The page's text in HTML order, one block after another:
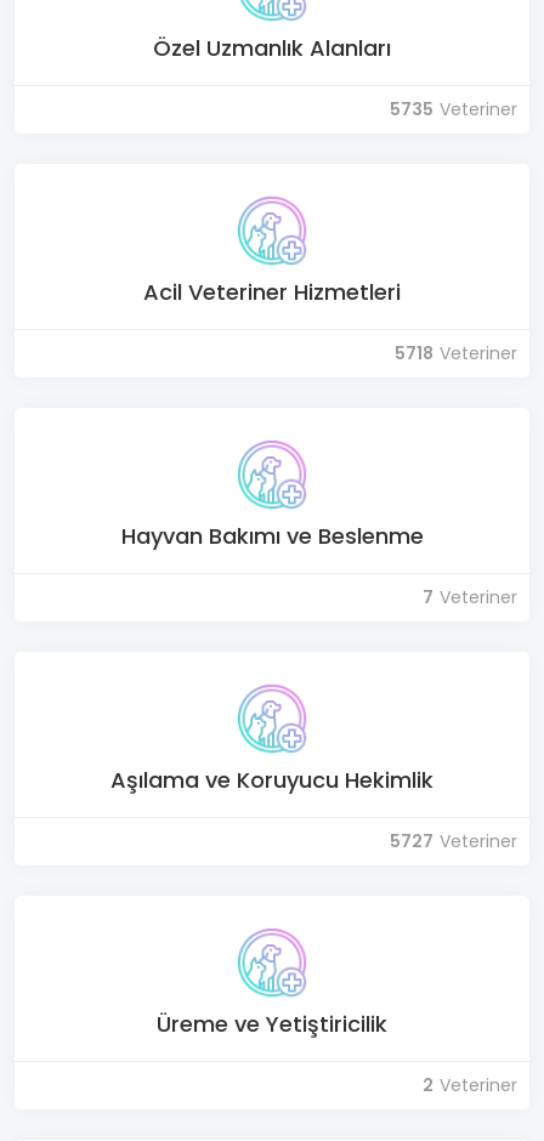
Özel Uzmanlık Alanları
5735 Veteriner
Acil Veteriner Hizmetleri
5718 Veteriner
Hayvan Bakımı ve Beslenme
7 Veteriner
Aşılama ve Koruyucu Hekimlik
5727 Veteriner
Üreme ve Yetiştiricilik
2 Veteriner